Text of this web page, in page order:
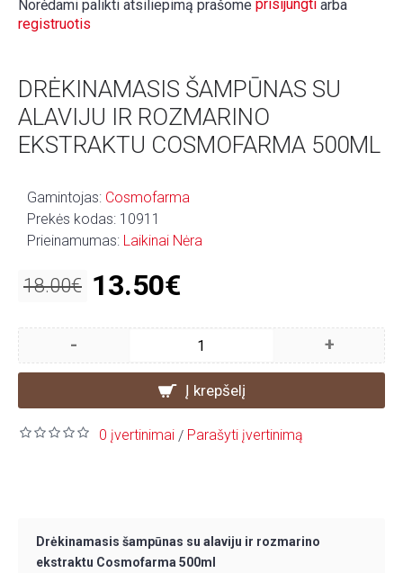
Norėdami palikti atsiliepimą prašome prisijungti arba
registruotis
DRĖKINAMASIS ŠAMPŪNAS SU
ALAVIJU IR ROZMARINO
EKSTRAKTU COSMOFARMA 500ML
Gamintojas: Cosmofarma
Prekės kodas: 10911
Prieinamumas: Laikinai Nėra
18.00€ 13.50€
- +
Į krepšelį
0 įvertinimai / Parašyti įvertinimą
Drėkinamasis šampūnas su alaviju ir rozmarino
ekstraktu Cosmofarma 500ml